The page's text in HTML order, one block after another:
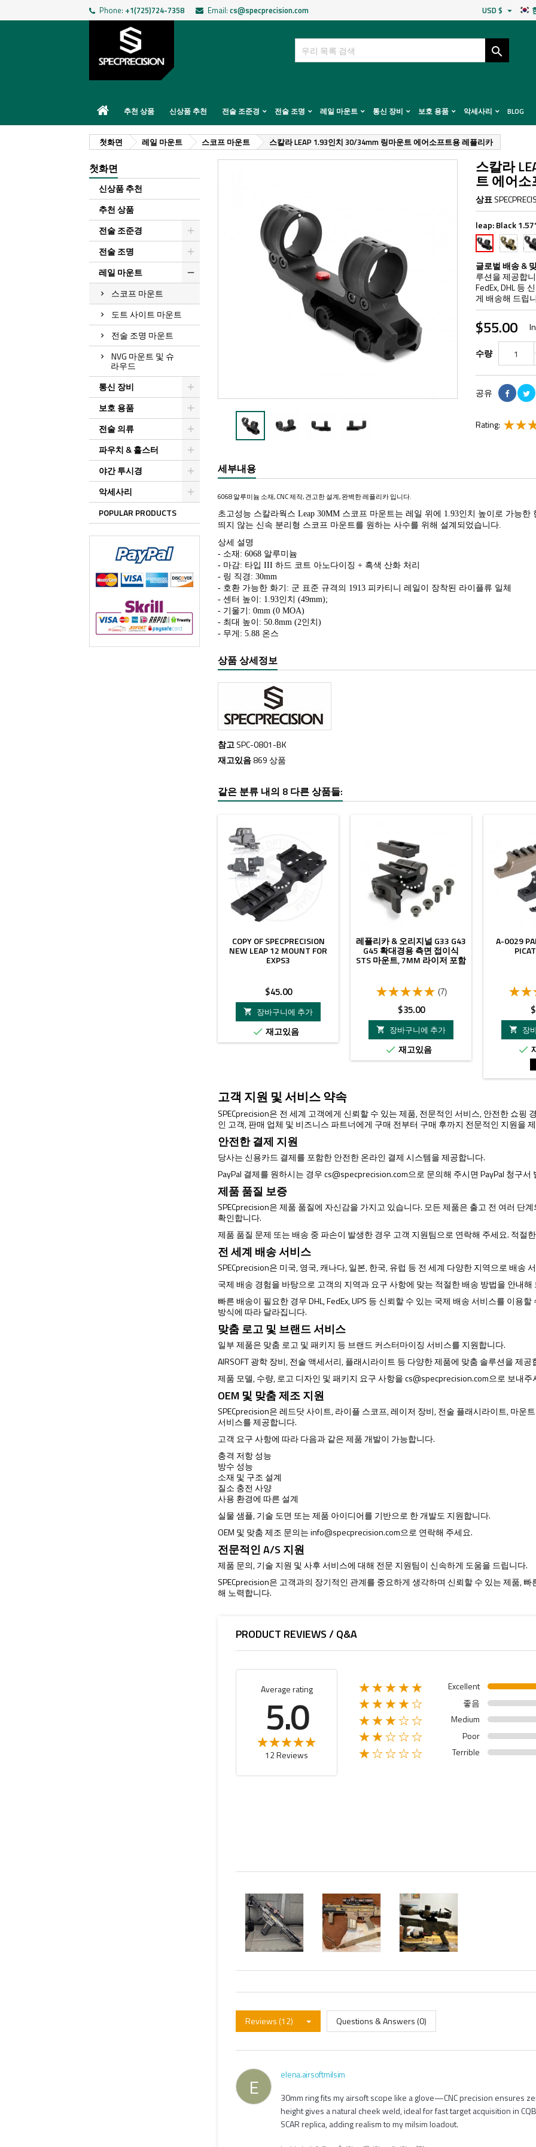
Phone: +1(725)724-7358 Email: cs@specprecision.com USD $ 

추천 상품 신상품 추천 전술 조준경 전술 조명 레일 마운트 통신 장비 보호 용품 악세사리 BLOG
첫화면 레일 마운트 스코프 마운트 스칼라 LEAP 1.93인치 30/34mm 링마운트 에어소프트용 레플리카
첫화면
신상품 추천
추천 상품
전술 조준경
전술 조명
레일 마운트
스코프 마운트
도트 사이트 마운트
전술 조명 마운트
NVG 마운트 및 슈
라우드
통신 장비
보호 용품
전술 의류
파우치 & 홀스터
야간 투시경
악세사리
POPULAR PRODUCTS
스칼라
트 에어
상표
leap:Black
Black
1.57"
30mm
FDE
1.57"
30mm
글로벌 배송 &
루션을 제공합
FedEx, DHL 등
게 배송해 드립
$55.00
수량
공유
Rating:
세부내용
6068 알루미늄 소재, CNC 제작, 견고한 설계, 완벽한 레플리카 입니다.
초고성능 스칼라웍스 Leap 30MM 스코프 마운트는 레일 위에 1.93인치 높이로 가능
띄지 않는 신속 분리형 스코프 마운트를 원하는 사수를 위해 설계되었습니다.
상세 설명
- 소재: 6068 알루미늄
- 마감: 타입 III 하드 코트 아노다이징 + 흑색 산화 처리
- 링 직경: 30mm
- 호환 가능한 화기: 군 표준 규격의 1913 피카티니 레일이 장착된 라이플류 일체
- 센터 높이: 1.93인치 (49mm);
- 기울기: 0mm (0 MOA)
- 최대 높이: 50.8mm (2인치)
- 무게: 5.88 온스
상품 상세정보
참고SPC-0801-BK
재고있음869 상품
같은 분류 내의 8 다른 상품들:
COPY OF SPECPRECISION
NEW LEAP 12 MOUNT FOR
EXPS3
가
격
$45.00

장바구니에 추가
 재고있음
레플리카 & 오리지널 G33 G43
G45 확대경용 측면 접이식
STS 마운트, 7MM 라이저 포함
(7)
가
격
$35.00

장바구니에 추가
 재고있음
A-0029

장

고객 지원 및 서비스 약속
SPECprecision은 전 세계 고객에게 신뢰할 수 있는 제품, 전문적인 서비스, 안전한 쇼핑
인 고객, 판매 업체 및 비즈니스 파트너에게 구매 전부터 구매 후까지 전문적인 지원을
안전한 결제 지원
당사는 신용카드 결제를 포함한 안전한 온라인 결제 시스템을 제공합니다.
PayPal 결제를 원하시는 경우cs@specprecision.com으로 문의해 주시면 PayPal 청구
제품 품질 보증
SPECprecision은 제품 품질에 자신감을 가지고 있습니다. 모든 제품은 출고 전 여러 단
확인합니다.
제품 품질 문제 또는 배송 중 파손이 발생한 경우 고객 지원팀으로 연락해 주세요. 적절
전 세계 배송 서비스
SPECprecision은 미국, 영국, 캐나다, 일본, 한국, 유럽 등 전 세계 다양한 지역으로 배송
국제 배송 경험을 바탕으로 고객의 지역과 요구 사항에 맞는 적절한 배송 방법을 안내해
빠른 배송이 필요한 경우 DHL, FedEx, UPS 등 신뢰할 수 있는 국제 배송 서비스를 이용
방식에 따라 달라집니다.
맞춤 로고 및 브랜드 서비스
일부 제품은 맞춤 로고 및 패키지 등 브랜드 커스터마이징 서비스를 지원합니다.
AIRSOFT 광학 장비, 전술 액세서리, 플래시라이트 등 다양한 제품에 맞춤 솔루션을 제공
제품 모델, 수량, 로고 디자인 및 패키지 요구 사항을cs@specprecision.com으로 보내주
OEM 및 맞춤 제조 지원
SPECprecision은 레드닷 사이트, 라이플 스코프, 레이저 장비, 전술 플래시라이트, 마운
서비스를 제공합니다.
고객 요구 사항에 따라 다음과 같은 제품 개발이 가능합니다.
충격 저항 성능
방수 성능
소재 및 구조 설계
질소 충전 사양
사용 환경에 따른 설계
실물 샘플, 기술 도면 또는 제품 아이디어를 기반으로 한 개발도 지원합니다.
OEM 및 맞춤 제조 문의는info@specprecision.com으로 연락해 주세요.
전문적인 A/S 지원
제품 문의, 기술 지원 및 사후 서비스에 대해 전문 지원팀이 신속하게 도움을 드립니다.
SPECprecision은 고객과의 장기적인 관계를 중요하게 생각하며 신뢰할 수 있는 제품,
해 노력합니다.
PRODUCT REVIEWS / Q&A
Average rating
5.0
12 Reviews
★★★★★ Excellent
★★★★☆ 좋음
★★★☆☆ Medium
★★☆☆☆ Poor
★☆☆☆☆ Terrible
Reviews (12) Questions & Answers (0)
E
elena.airsoftmilsim
30mm ring fits my airsoft scope like a glove—CNC precision ensures
height gives a natural cheek weld, ideal for fast target acquisition in
SCAR replica, adding realism to my milsim loadout.